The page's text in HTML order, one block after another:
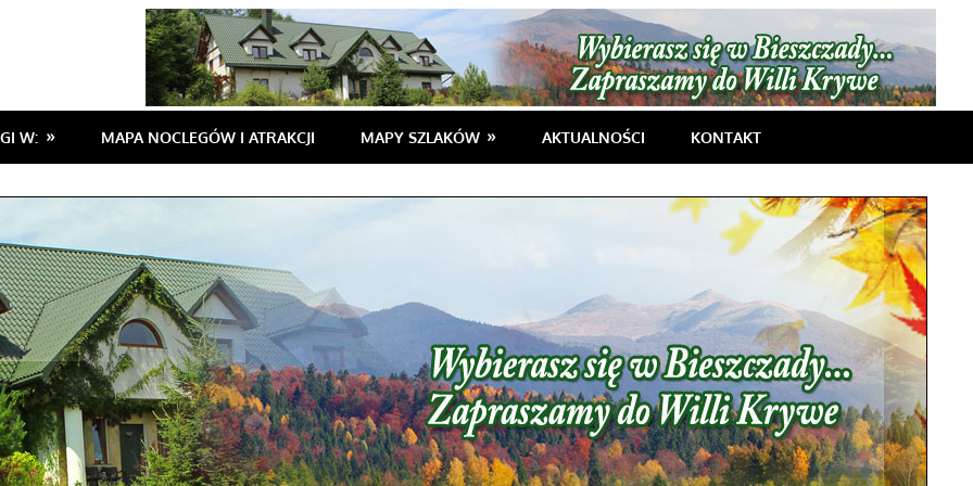
W: MAPA NOCLEGÓW I ATRAKCJI MAPY SZLAKÓW AKTUALNOŚCI KONTAKT